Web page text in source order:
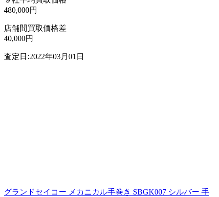
480,000円
店舗間買取価格差
40,000円
査定日:2022年03月01日
グランドセイコー メカニカル手巻き SBGK007 シルバー 手